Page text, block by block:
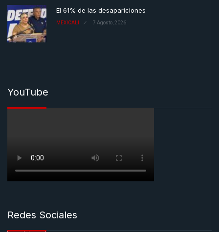
El 61% de las desapariciones
MEXICALI 7 Agosto, 2026
YouTube
Redes Sociales